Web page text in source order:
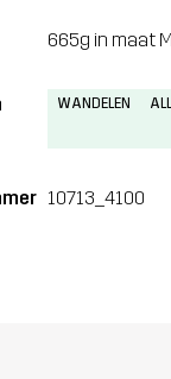
665g in maat
WANDELEN
10713_4100